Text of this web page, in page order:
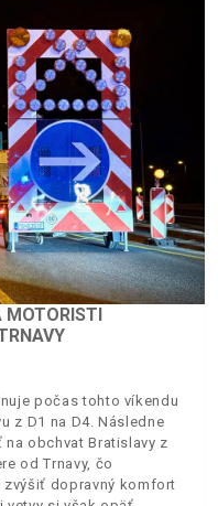
MOTORISTI
počas tohto víkendu
z D1 na D4. Následne
obchvat Bratislavy z
od Trnavy, čo
zvýšiť dopravný komfort